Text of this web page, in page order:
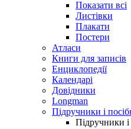
Показати всі
Листівки
Плакати
Постери
Атласи
Книги для записів
Енциклопедії
Календарі
Довідники
Longman
Підручники і
Підручники